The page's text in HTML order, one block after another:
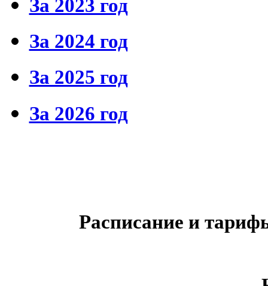
За 2023 год
За 2024 год
За 2025 год
За 2026 год
Расписание и